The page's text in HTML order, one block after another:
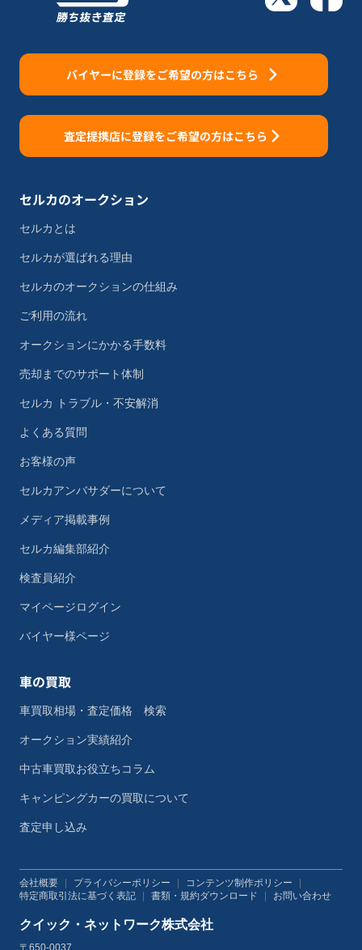
バイヤーに登録をご希望の方はこちら
査定提携店に登録をご希望の方はこちら
セルカのオークション
セルカとは
セルカが選ばれる理由
セルカのオークションの仕組み
ご利用の流れ
オークションにかかる手数料
売却までのサポート体制
セルカ トラブル・不安解消
よくある質問
お客様の声
セルカアンバサダーについて
メディア掲載事例
セルカ編集部紹介
検査員紹介
マイページログイン
バイヤー様ページ
車の買取
車買取相場・査定価格 検索
オークション実績紹介
中古車買取お役立ちコラム
キャンピングカーの買取について
査定申し込み
会社概要 プライバシーポリシー コンテンツ制作ポリシー
特定商取引法に基づく表記
書類・規約ダウンロード お問い合わせ
クイック・ネットワーク株式会社